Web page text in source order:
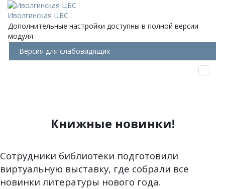
Иволгинская ЦБС
Дополнительные настройки доступны в полной версии
модуля
Версия для слабовидящих
Книжные новинки!
Сотрудники библиотеки подготовили
виртуальную выставку, где собрали все
новинки литературы нового года.